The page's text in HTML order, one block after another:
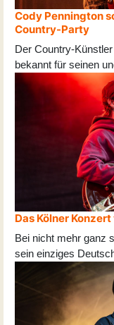
Cody Pennington
Country-Party
Der Country-
bekannt für seinen
Das Kölner
Bei nicht mehr ganz
sein einziges